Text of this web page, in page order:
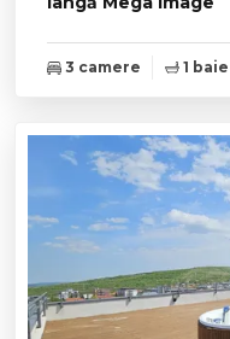
3 camere 1 baie